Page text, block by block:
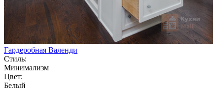
Гардеробная Валенди
Стиль:
Минимализм
Цвет:
Белый